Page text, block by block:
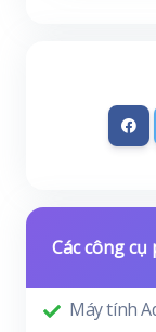
Các công
Máy tính